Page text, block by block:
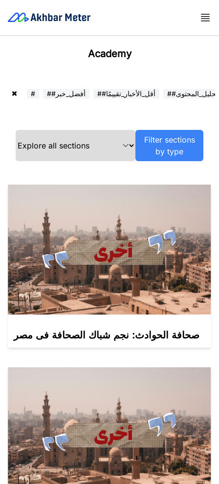
Academy
# ##أفضل_خبر ##أقل_الأخبار_تقييمًا ##تحليل_المحتوى
Filter sections
by type
صحافة الحوادث: نجم شباك الصحافة فى مصر